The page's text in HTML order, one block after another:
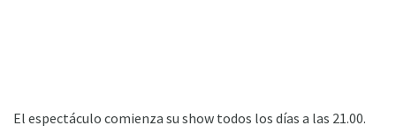
El espectáculo comienza su show todos los días a las 21.00.